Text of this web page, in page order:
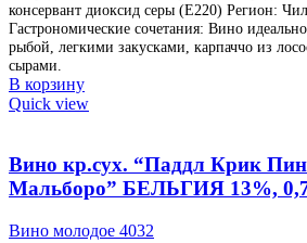
консервант диоксид серы (Е220) Регион:
Гастрономические сочетания: Вино идеально
рыбой, легкими закусками, карпаччо из
сырами.
В корзину
Quick view
Вино кр.сух. “Паддл Крик
Мальборо” БЕЛЬГИЯ 13%,
Вино молодое 4032